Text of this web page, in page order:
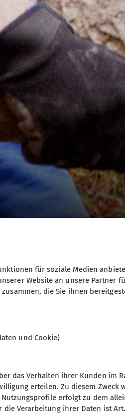
und gemeinsamen
für soziale Medien
Website an unsere Partner
die Sie ihnen
und Cookie)
das Verhalten ihrer Kunden im
erteilen. Zu diesem
erfolgt zu dem
Verarbeitung ihrer Daten ist